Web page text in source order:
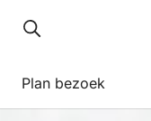
Plan bezoek